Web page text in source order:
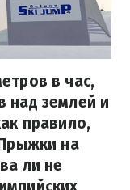
в час,
над землей и
правило,
на
ли не